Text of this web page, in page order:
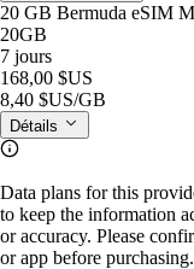
20 GB Bermuda eSIM
20GB
7 jours
168,00 $US
8,40 $US/GB
Détails
Data plans for this
to keep the information
or accuracy. Please
or app before purchasing.